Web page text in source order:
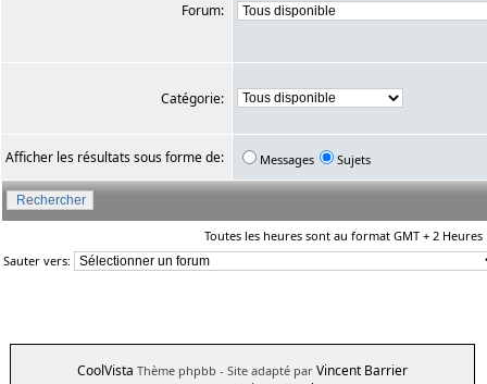
Forum:
Catégorie:
Afficher les résultats sous forme de: Messages Sujets
Toutes les heures sont au format GMT + 2 Heures
Sauter vers:
CoolVista Thème phpbb - Site adapté par Vincent Barrier